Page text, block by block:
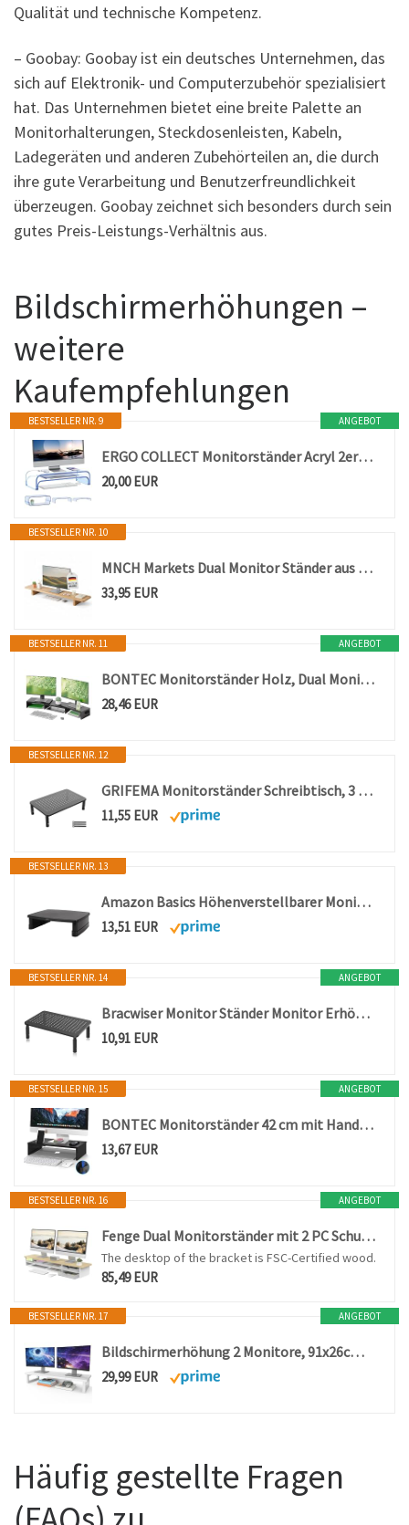
Qualität und technische Kompetenz.
– Goobay: Goobay ist ein deutsches Unternehmen, das
sich auf Elektronik- und Computerzubehör spezialisiert
hat. Das Unternehmen bietet eine breite Palette an
Monitorhalterungen, Steckdosenleisten, Kabeln,
Ladegeräten und anderen Zubehörteilen an, die durch
ihre gute Verarbeitung und Benutzerfreundlichkeit
überzeugen. Goobay zeichnet sich besonders durch sein
gutes Preis-Leistungs-Verhältnis aus.
Bildschirmerhöhungen –
weitere
Kaufempfehlungen
ANGEBOT
BESTSELLER NR. 9
ERGO COLLECT Monitorständer Acryl 2er-Set, 2-Ebenen Bildschirmerhöhung Modular, PC Monitor-Erhöhung, Schreibtisch-Aufsatz für Laptop Erhöhung, Laptop Ständer Transparent für iMac, PC, Drucker (Blau)
20,00 EUR
BESTSELLER NR. 10
MNCH Markets Dual Monitor Ständer aus Holz, Ergonomische Bildschirmerhöhung, Schreibtischorganizer mit Kabeldurchlass, Naturholz Desktop Riser mit Ablagefläche für Büro und Home Office
33,95 EUR
ANGEBOT
BESTSELLER NR. 11
BONTEC Monitorständer Holz, Dual Monitor Stand Riser mit Handyhalter, Verstellbare Länge und Schwenkwinkel, Ergonomischer Monitorständer für 2 Monitore, Für Büro und Heimarbeit
28,46 EUR
BESTSELLER NR. 12
GRIFEMA Monitorständer Schreibtisch, 3 Höhenverstellbare Bildschirmerhöhung
11,55 EUR
BESTSELLER NR. 13
Amazon Basics Höhenverstellbarer Monitorständer mit Organizer, 3-stufiges Stapelbares Design, ABS-Kunststoff, Trägt bis zu 10,0kg, für Monitore & Laptops, Schwarz
13,51 EUR
ANGEBOT
BESTSELLER NR. 14
Bracwiser Monitor Ständer Monitor Erhöhung Schreibtisch 3 Höhenverstellbare Bildschirmerhöhung mit Gitterlochplattform für Laptop, Computer, PC, Drucker, Beamer bis zu 20 kg Monitorständer Schwarz
10,91 EUR
ANGEBOT
BESTSELLER NR. 15
BONTEC Monitorständer 42 cm mit Handyhalter für Laptop und Drucker, Schwarz
13,67 EUR
ANGEBOT
BESTSELLER NR. 16
Fenge Dual Monitorständer mit 2 PC Schublade,Bildschirmständer,Eiche
The desktop of the bracket is FSC-Certified wood.
85,49 EUR
ANGEBOT
BESTSELLER NR. 17
Bildschirmerhöhung 2 Monitore, 91x26cm Monitor Erhöhung Schreibtisch Monitorständer Weiß Computer Monitor Stand, Monitor Riser TV PC Bildschirm Computer Ständer
29,99 EUR
Häufig gestellte Fragen